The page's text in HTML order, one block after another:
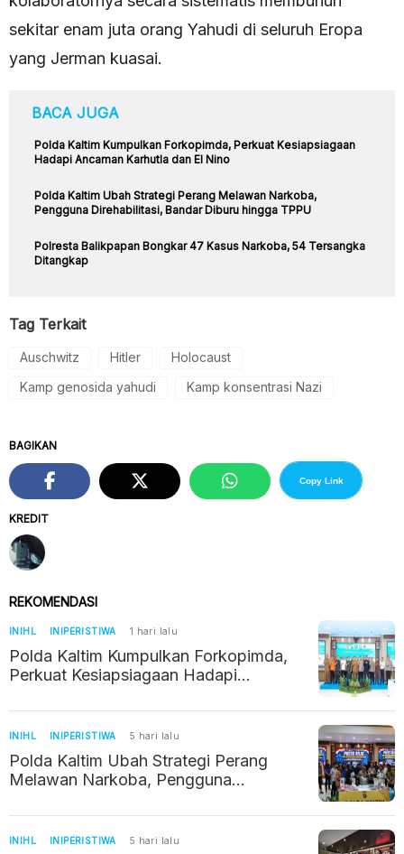
sekitar enam juta orang Yahudi di seluruh Eropa
yang Jerman kuasai.
BACA JUGA
Polda Kaltim Kumpulkan Forkopimda, Perkuat Kesiapsiagaan
Hadapi Ancaman Karhutla dan El Nino
Polda Kaltim Ubah Strategi Perang Melawan Narkoba,
Pengguna Direhabilitasi, Bandar Diburu hingga TPPU
Polresta Balikpapan Bongkar 47 Kasus Narkoba, 54 Tersangka
Ditangkap
Tag Terkait
Auschwitz Hitler
Holocaust
Kamp genosida yahudi
Kamp konsentrasi Nazi
KREDIT
BAGIKAN
Copy Link
REKOMENDASI
INIHL INIPERISTIWA 1 hari lalu
Polda Kaltim Kumpulkan Forkopimda,
Perkuat Kesiapsiagaan Hadapi
INIHL INIPERISTIWA 5 hari lalu
Polda Kaltim Ubah Strategi Perang
Melawan Narkoba, Pengguna
TPPU
INIHL INIPERISTIWA 5 hari lalu